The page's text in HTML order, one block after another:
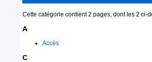
Cette catégorie contient 2 pages, dont les 2 ci-
A
Accès
C